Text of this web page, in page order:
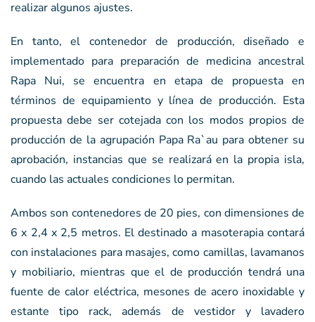
realizar algunos ajustes.
En tanto, el contenedor de producción, diseñado e
implementado para preparación de medicina ancestral
Rapa Nui, se encuentra en etapa de propuesta en
términos de equipamiento y línea de producción. Esta
propuesta debe ser cotejada con los modos propios de
producción de la agrupación Papa Ra`au para obtener su
aprobación, instancias que se realizará en la propia isla,
cuando las actuales condiciones lo permitan.
Ambos son contenedores de 20 pies, con dimensiones de
6 x 2,4 x 2,5 metros. El destinado a masoterapia contará
con instalaciones para masajes, como camillas, lavamanos
y mobiliario, mientras que el de producción tendrá una
fuente de calor eléctrica, mesones de acero inoxidable y
estante tipo rack, además de vestidor y lavadero